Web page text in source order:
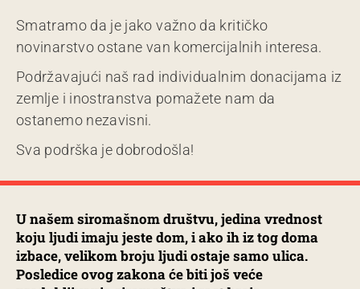
Smatramo da je jako važno da kritičko
novinarstvo ostane van komercijalnih interesa.
Podržavajući naš rad individualnim donacijama iz
zemlje i inostranstva pomažete nam da
ostanemo nezavisni.
Sva podrška je dobrodošla!
U našem siromašnom društvu, jedina vrednost
koju ljudi imaju jeste dom, i ako ih iz tog doma
izbace, velikom broju ljudi ostaje samo ulica.
Posledice ovog zakona će biti još veće